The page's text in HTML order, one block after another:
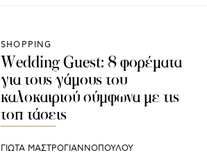
SHOPPING
Wedding Guest: 8 φορέματα
για τους γάμους του
καλοκαιριού σύμφωνα με τις
τοπ τάσεις
ΓΙΩΤΑ ΜΑΣΤΡΟΓΙΑΝΝΟΠΟΥΛΟΥ